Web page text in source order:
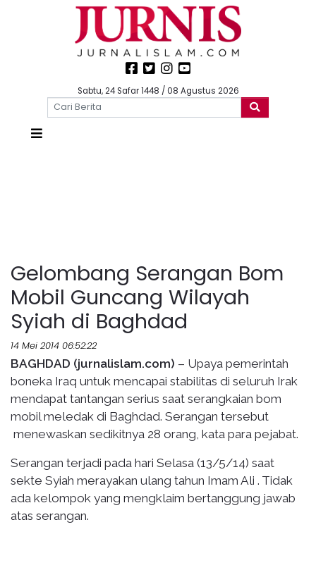
Sabtu, 24 Safar 1448 / 08 Agustus 2026
Gelombang Serangan Bom
Mobil Guncang Wilayah
Syiah di Baghdad
14 Mei 2014 06:52:22
BAGHDAD (jurnalislam.com) – Upaya pemerintah
boneka Iraq untuk mencapai stabilitas di seluruh Irak
mendapat tantangan serius saat serangkaian bom
mobil meledak di Baghdad. Serangan tersebut
menewaskan sedikitnya 28 orang, kata para pejabat.
Serangan terjadi pada hari Selasa (13/5/14) saat
sekte Syiah merayakan ulang tahun Imam Ali . Tidak
ada kelompok yang mengklaim bertanggung jawab
atas serangan.